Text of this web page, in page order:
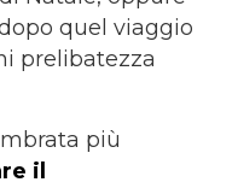
quel viaggio
prelibatezza
più
il